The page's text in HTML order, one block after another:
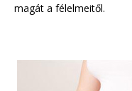
magát a félelmeitől.